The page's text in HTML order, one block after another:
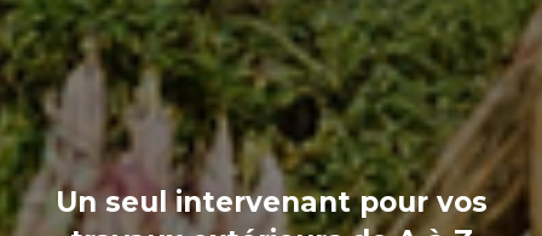
Un seul intervenant pour vos